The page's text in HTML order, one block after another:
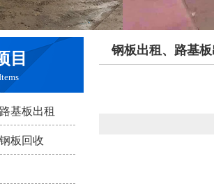
目
基板出租
板回收
钢板出租、路基